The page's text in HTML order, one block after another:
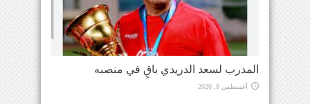
المدرب لسعد الدريدي باقٍ في منصبه
أغسطس 8, 2026